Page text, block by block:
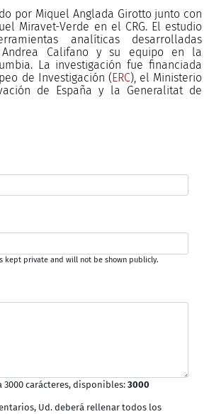
por Miquel Anglada Girotto junto con
Miravet-Verde en el CRG. El estudio
analíticas desarrolladas
Califano y su equipo en la
La investigación fue financiada
de Investigación (ERC), el Ministerio
de España y la Generalitat de
kept private and will not be shown publicly.
carácteres, disponibles:3000
Ud. deberá rellenar todos los